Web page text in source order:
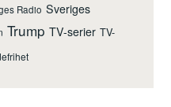
Radio Sveriges
Trump TV-serier TV-